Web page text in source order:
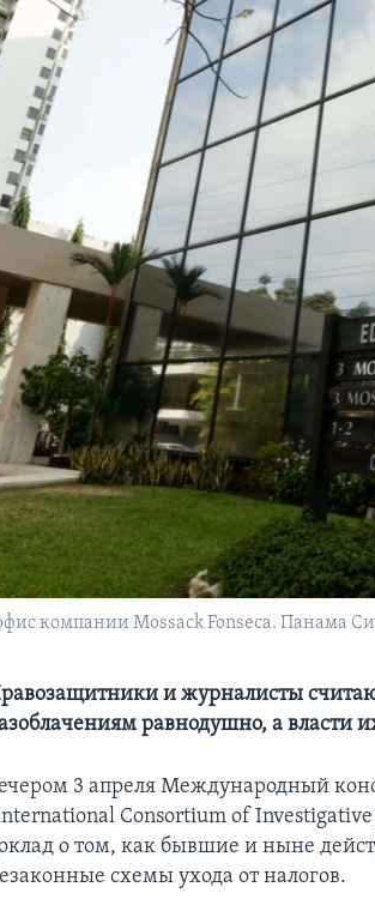
компании Mossack Fonseca. Панама
и журналисты
равнодушно, а власти
3 апреля Международный
Consortium of
о том, как бывшие и ныне
схемы ухода от налогов.